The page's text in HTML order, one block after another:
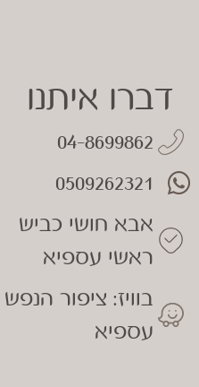
דברו איתנו
04-8699862
0509262321
אבא חושי כביש
ראשי עספיא
בוויז: ציפור הנפש
עספיא